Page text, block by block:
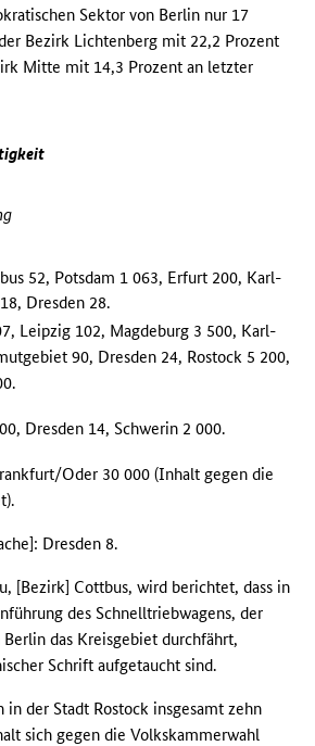
Sektor von Berlin nur 17
Bezirk Lichtenberg mit 22,2 Prozent
Mitte mit 14,3 Prozent an letzter
52, Potsdam 1 063, Erfurt 200, Karl-
Dresden 28.
Leipzig 102, Magdeburg 3 500, Karl-
90, Dresden 24, Rostock 5 200,
Dresden 14, Schwerin 2 000.
Oder 30 000 (Inhalt gegen die
Dresden 8.
[Bezirk] Cottbus, wird berichtet, dass in
des Schnelltriebwagens, der
das Kreisgebiet durchfährt,
Schrift aufgetaucht sind.
in der Stadt Rostock insgesamt zehn
sich gegen die Volkskammerwahl